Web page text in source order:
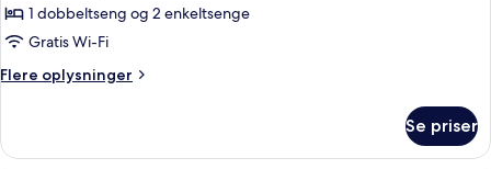
1 dobbeltseng og 2 enkeltsenge
Gratis Wi-Fi
Flere oplysninger
Flere
Se priser